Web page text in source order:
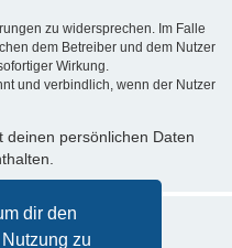
dir den
zu
zu widersprechen. Im Falle
dem Betreiber und dem Nutzer
Wirkung.
und verbindlich, wenn der Nutzer
persönlichen Daten